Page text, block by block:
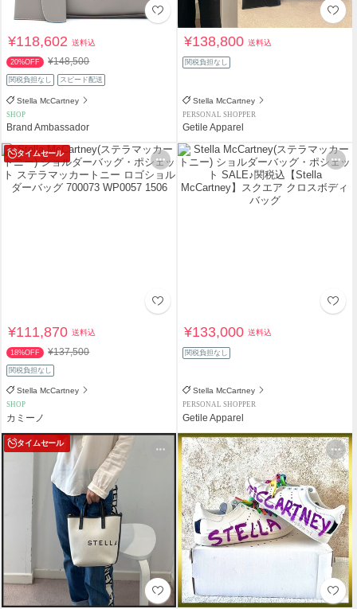
¥118,602送料込
20%OFF ¥148,500
関税負担なし スピード配送
Stella McCartney
SHOP
Brand Ambassador
¥138,800送料込
関税負担なし
Stella McCartney
PERSONAL SHOPPER
Getile Apparel
タイムセール
¥111,870送料込
18%OFF ¥137,500
関税負担なし
Stella McCartney
SHOP
カミーノ
¥133,000送料込
関税負担なし
Stella McCartney
PERSONAL SHOPPER
Getile Apparel
タイムセール